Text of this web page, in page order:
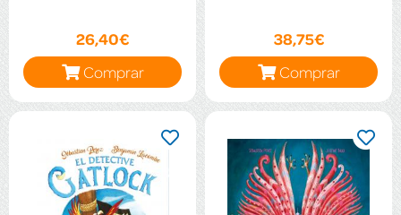
26,40€
Comprar
38,75€
Comprar